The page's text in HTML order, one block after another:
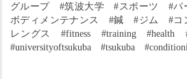
グループ　#筑波大学　#スポーツ　#
ボディメンテナンス　#鍼　#ジム　#コ
レングス　#fitness　#training　#health
#universityoftsukuba　#tsukuba　